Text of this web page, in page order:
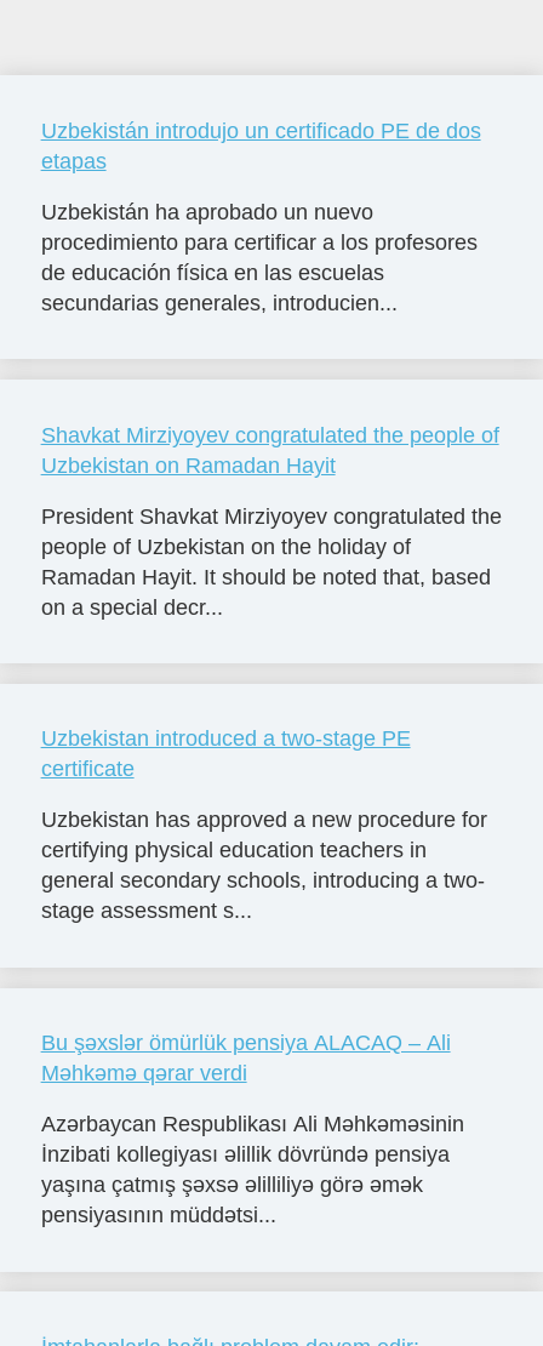
Uzbekistán introdujo un certificado PE de dos
etapas
Uzbekistán ha aprobado un nuevo
procedimiento para certificar a los profesores
de educación física en las escuelas
secundarias generales, introducien...
Shavkat Mirziyoyev congratulated the people of
Uzbekistan on Ramadan Hayit
President Shavkat Mirziyoyev congratulated the
people of Uzbekistan on the holiday of
Ramadan Hayit. It should be noted that, based
on a special decr...
Uzbekistan introduced a two-stage PE
certificate
Uzbekistan has approved a new procedure for
certifying physical education teachers in
general secondary schools, introducing a two-
stage assessment s...
Bu şəxslər ömürlük pensiya ALACAQ – Ali
Məhkəmə qərar verdi
Azərbaycan Respublikası Ali Məhkəməsinin
İnzibati kollegiyası əlillik dövründə pensiya
yaşına çatmış şəxsə əlilliliyə görə əmək
pensiyasının müddətsi...